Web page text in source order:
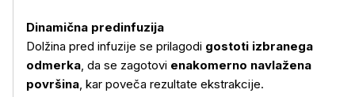
Dinamična predinfuzija
Dolžina pred infuzije se prilagodi gostoti izbranega
odmerka, da se zagotovi enakomerno navlažena
površina, kar poveča rezultate ekstrakcije.